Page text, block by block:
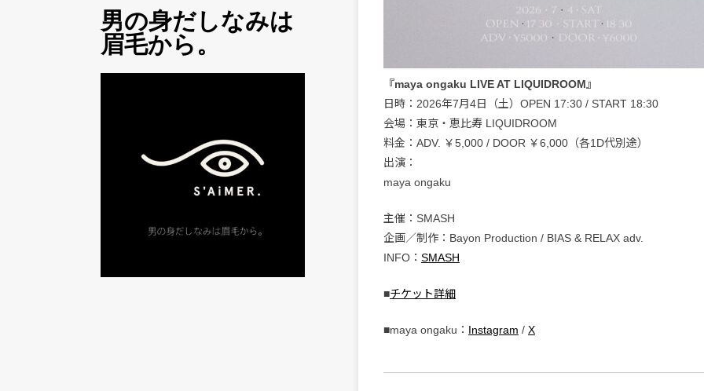
男の身だしなみは
眉毛から。
『maya ongaku LIVE AT LIQUIDROOM』
日時：2026年7月4日（土）OPEN 17:30 / START 18:30
会場：東京・恵比寿 LIQUIDROOM
料金：ADV. ￥5,000 / DOOR ￥6,000（各1D代別途）
出演：
maya ongaku
主催：SMASH
企画／制作：Bayon Production / BIAS & RELAX adv.
INFO： SMASH
■チケット詳細
■maya ongaku： Instagram / X